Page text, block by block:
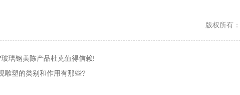
版权所有
玻璃钢美陈产品杜克值得信赖!
雕塑的类别和作用有那些?